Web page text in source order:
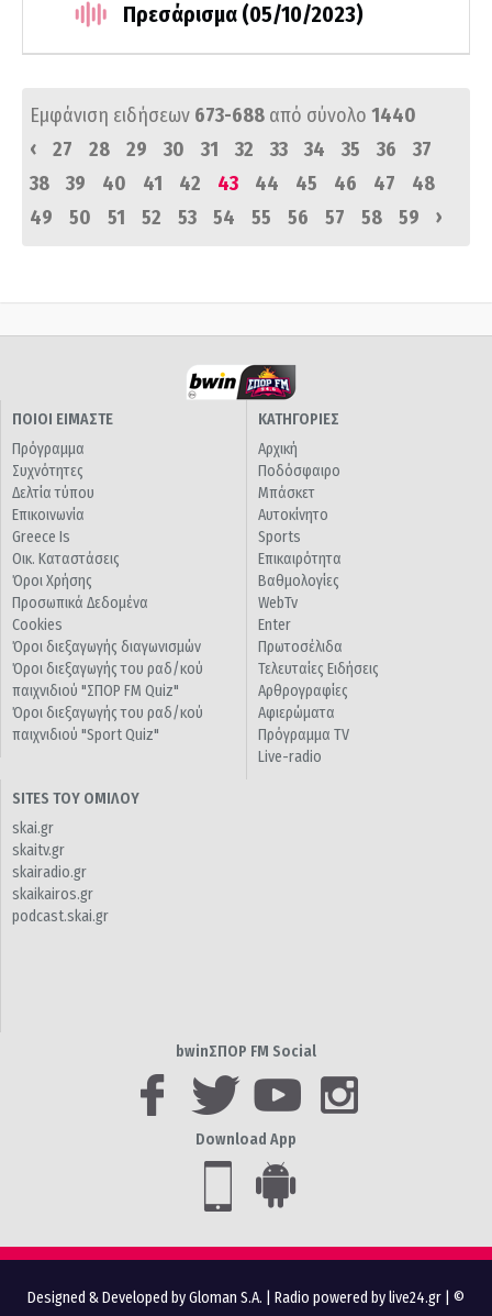
Πρεσάρισμα (05/10/2023)
Εμφάνιση ειδήσεων 673-688 από σύνολο 1440
‹
27 28 29 30 31 32 33 34 35 36
37
38
39 40 41 42 43 44 45 46 47
48
49
50 51 52 53 54 55 56 57 58 59 ›
ΠΟΙΟΙ ΕΙΜΑΣΤΕ
Πρόγραμμα
Συχνότητες
Δελτία τύπου
Επικοινωνία
Greece Is
Οικ. Καταστάσεις
Όροι Χρήσης
Προσωπικά Δεδομένα
Cookies
Όροι διεξαγωγής διαγωνισμών
Όροι διεξαγωγής του ραδ/κού
παιχνιδιού "ΣΠΟΡ FM Quiz"
Όροι διεξαγωγής του ραδ/κού
παιχνιδιού "Sport Quiz"
ΚΑΤΗΓΟΡΙΕΣ
Αρχική
Ποδόσφαιρο
Μπάσκετ
Αυτοκίνητο
Sports
Επικαιρότητα
Βαθμολογίες
WebTv
Enter
Πρωτοσέλιδα
Τελευταίες Ειδήσεις
Αρθρογραφίες
Αφιερώματα
Πρόγραμμα TV
Live-radio
SITES ΤΟΥ ΟΜΙΛΟΥ
skai.gr
skaitv.gr
skairadio.gr
skaikairos.gr
podcast.skai.gr
bwinΣΠΟΡ FM Social
Download App
Designed & Developed by Gloman S.A. Radio powered by live24.gr | ©